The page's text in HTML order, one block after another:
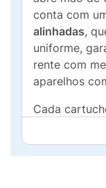
conta com
alinhadas,
uniforme,
rente com
aparelhos
Cada
enriquecida
a pele,
esforço,